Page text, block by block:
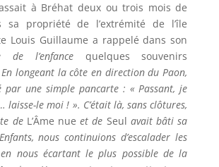
à Bréhat deux ou trois mois de
sa propriété de l’extrémité de l’île
Louis Guillaume a rappelé dans son
de l’enfancequelques souvenirs
longeant la côte en direction du Paon,
une simple pancarte : « Passant, je
laisse-le moi ! ». C’était là, sans clôtures,
de L’Âme nue et de Seul avait bâti sa
nous continuions d’escalader les
nous écartant le plus possible de la